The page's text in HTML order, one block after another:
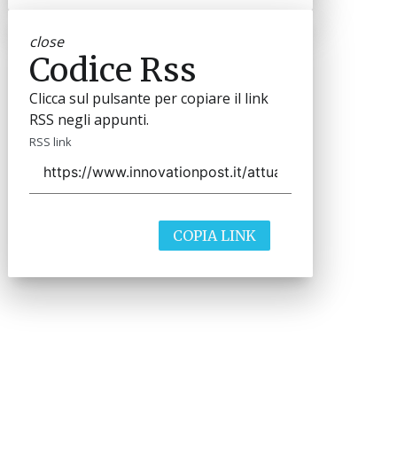
close
Codice Rss
Clicca sul pulsante per copiare il link
RSS negli appunti.
RSS link
COPIA LINK